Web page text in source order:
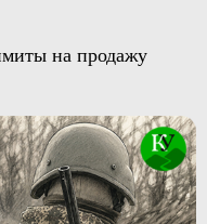
на продажу